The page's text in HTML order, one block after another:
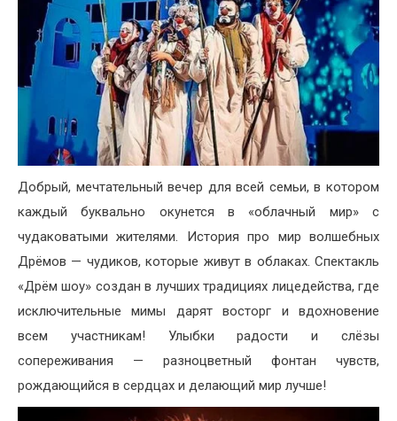
Добрый, мечтательный вечер для всей семьи, в котором
каждый буквально окунется в «облачный мир» с
чудаковатыми жителями. История про мир волшебных
Дрёмов — чудиков, которые живут в облаках. Спектакль
«Дрём шоу» создан в лучших традициях лицедейства, где
исключительные мимы дарят восторг и вдохновение
всем участникам! Улыбки радости и слёзы
сопереживания — разноцветный фонтан чувств,
рождающийся в сердцах и делающий мир лучше!